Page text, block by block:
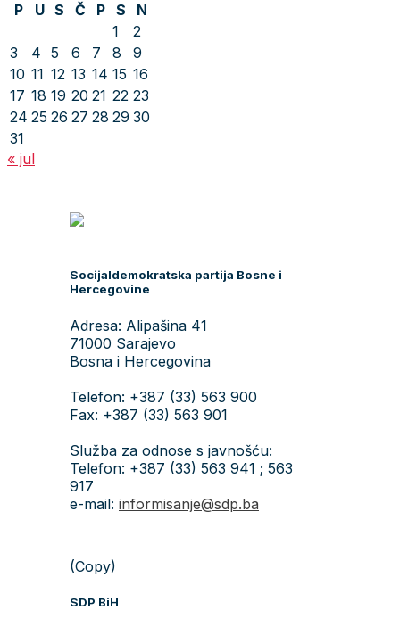
P
U S Č P S
N
1
2
3
4 5 6 7 8
9
10 11 12 13 14 15 16
17 18 19 20 21 22 23
24 25 26 27 28 29 30
31
« jul
Socijaldemokratska partija Bosne i
Hercegovine
Adresa: Alipašina 41
71000 Sarajevo
Bosna i Hercegovina
Telefon: +387 (33) 563 900
Fax: +387 (33) 563 901
Služba za odnose s javnošću:
Telefon: +387 (33) 563 941 ; 563
917
e-mail: informisanje@sdp.ba
(Copy)
SDP BiH